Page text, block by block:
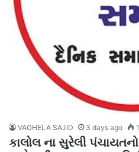
VAGHELA SAJID 3 days ago
કાલોલ ના સુરેલી પંચાયતનો